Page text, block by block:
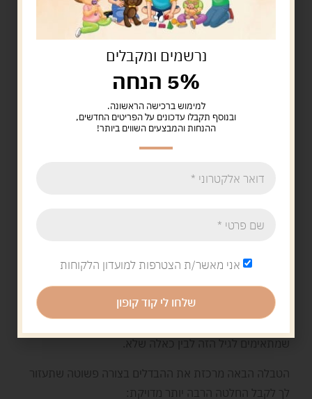
משחק שלא מובן תוך דקה – פשוט לא ישוחק בגיל הזה.
לא מתאים לגיל הזה.
איך נראה משחק מתאים
בגיל 3-4
כדי לעשות סדר ברור ולהבין איך לזהות משחק מתאים כבר
שמתאימים לגיל הזה לבין כאלה שלא.
הטבלה הבאה מרכזת את ההבדלים בצורה פשוטה שתעזור
לך לקבל החלטה הרבה יותר מדויקת:
נרשמים ומקבלים
5% הנחה
למימוש ברכישה הראשונה.
ובנוסף תקבלו עדכונים על הפריטים החדשים,
ההנחות והמבצעים השווים ביותר!
אני מאשר/ת הצטרפות למועדון הלקוחות
שלחו לי קוד קופון